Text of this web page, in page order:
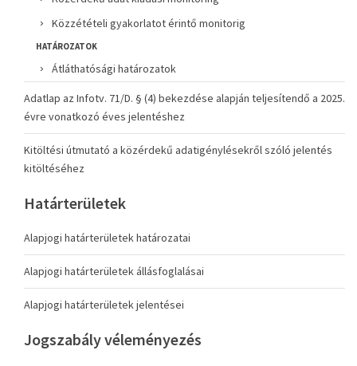
Közzétételi gyakorlatot érintő monitorig
HATÁROZATOK
Átláthatósági határozatok
Adatlap az Infotv. 71/D. § (4) bekezdése alapján teljesítendő a 2025.
évre vonatkozó éves jelentéshez
Kitöltési útmutató a közérdekű adatigénylésekről szóló jelentés
kitöltéséhez
Határterületek
Alapjogi határterületek határozatai
Alapjogi határterületek állásfoglalásai
Alapjogi határterületek jelentései
Jogszabály véleményezés